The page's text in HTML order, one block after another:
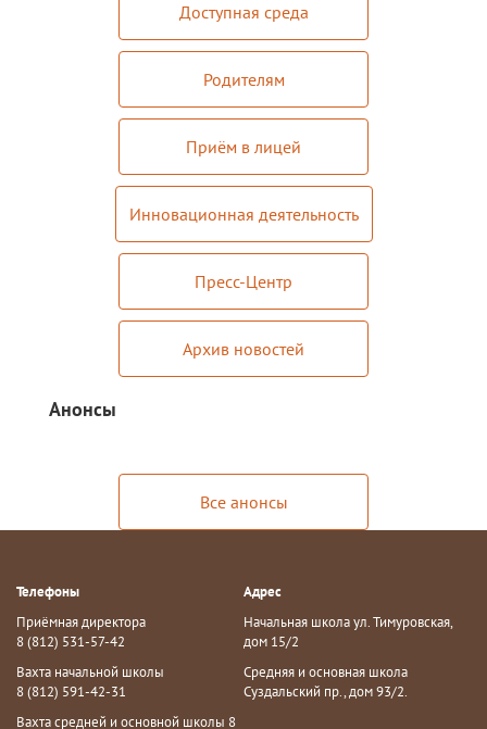
Доступная среда
Родителям
Приём в лицей
Инновационная деятельность
Пресс-Центр
Архив новостей
Анонсы
Все анонсы
Телефоны
Приёмная директора
8 (812) 531-57-42
Вахта начальной школы
8 (812) 591-42-31
Вахта средней и основной школы 8
Адрес
Начальная школа ул. Тимуровская,
дом 15/2
Средняя и основная школа
Суздальский пр., дом 93/2.